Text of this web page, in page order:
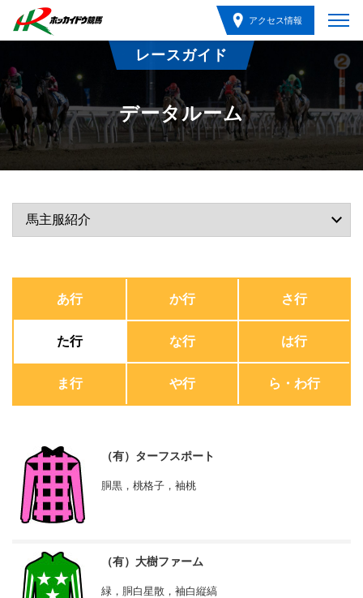
アクセス情報
レースガイド
データルーム
あ行 か行 さ行
た行 な行 は行
ま行 や行 ら・わ行
（有）ターフスポート
胴黒，桃格子，袖桃
（有）大樹ファーム
緑，胴白星散，袖白縦縞